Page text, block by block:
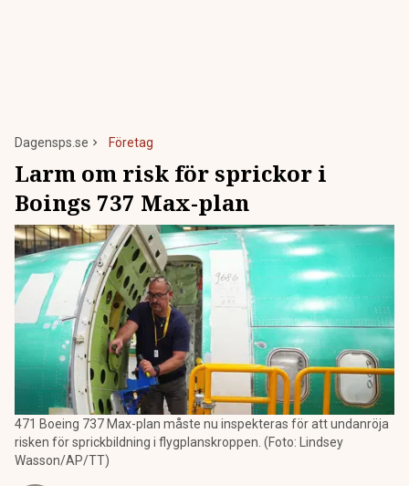
Dagensps.se Företag
Larm om risk för sprickor i
Boings 737 Max-plan
471 Boeing 737 Max-plan måste nu inspekteras för att undanröja
risken för sprickbildning i flygplanskroppen. (Foto: Lindsey
Wasson/AP/TT)